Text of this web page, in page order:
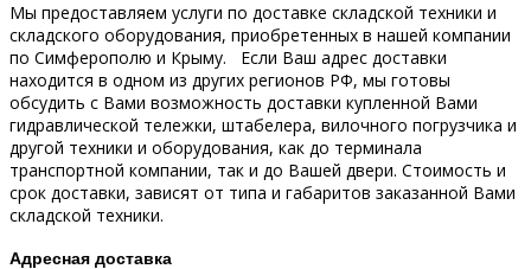
Мы предоставляем услуги по доставке складской техники и
складского оборудования, приобретенных в нашей компании
по Симферополю и Крыму.
Если Ваш адрес доставки
находится в одном из других регионов РФ, мы готовы
обсудить с Вами возможность доставки купленной Вами
гидравлической тележки, штабелера, вилочного погрузчика и
другой техники и оборудования, как до терминала
транспортной компании, так и до Вашей двери. Стоимость и
срок доставки, зависят от типа и габаритов заказанной Вами
складской техники.
Адресная доставка